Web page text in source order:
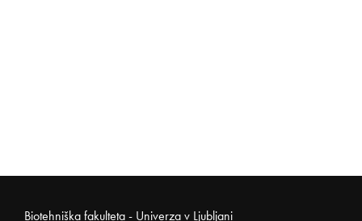
Biotehniška fakulteta - Univerza v Ljubljani